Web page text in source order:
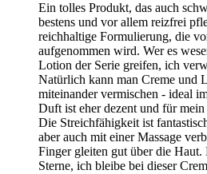
Ein tolles Produkt, das auch
bestens und vor allem reizfrei
reichhaltige Formulierung, die
aufgenommen wird. Wer es
Lotion der Serie greifen, ich
Natürlich kann man Creme und
miteinander vermischen - ideal
Duft ist eher dezent und für
Die Streichfähigkeit ist
aber auch mit einer Massage
Finger gleiten gut über die
Sterne, ich bleibe bei dieser